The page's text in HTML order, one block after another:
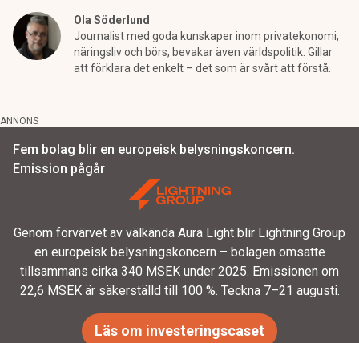
Ola Söderlund
Journalist med goda kunskaper inom privatekonomi,
näringsliv och börs, bevakar även världspolitik. Gillar
att förklara det enkelt – det som är svårt att förstå.
ANNONS
Fem bolag blir en europeisk belysningskoncern.
Emission pågår
Genom förvärvet av välkända Aura Light blir Lightning Group
en europeisk belysningskoncern – bolagen omsatte
tillsammans cirka 340 MSEK under 2025. Emissionen om
22,6 MSEK är säkerställd till 100 %. Teckna 7–21 augusti.
Läs om investeringscaset